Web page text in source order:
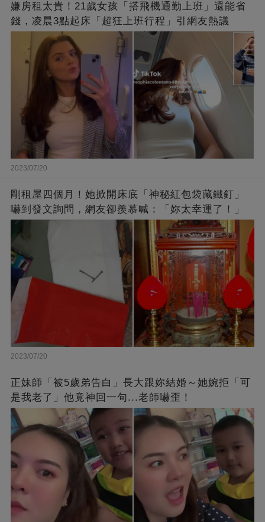
嫌房租太貴！21歲女孩「搭飛機通勤上班」還能省
錢，凌晨3點起床「超狂上班行程」引網友熱議
2023/07/20
剛租屋四個月！她掀開床底「神秘紅包袋藏鐵釘」
嚇到發文詢問，網友卻羨慕喊：「妳太幸運了！」
2023/07/20
正妹師「被5歲弟告白」長大跟妳結婚～她婉拒「可
是我老了」他竟神回一句...老師嚇歪！